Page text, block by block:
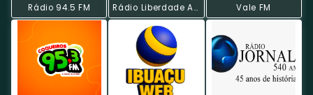
Rádio 94.5 FM Rádio Liberdade AM Vale FM